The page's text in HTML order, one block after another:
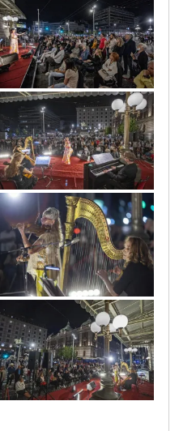
sif_1229
sif_1266
sif_1067
sif_1061